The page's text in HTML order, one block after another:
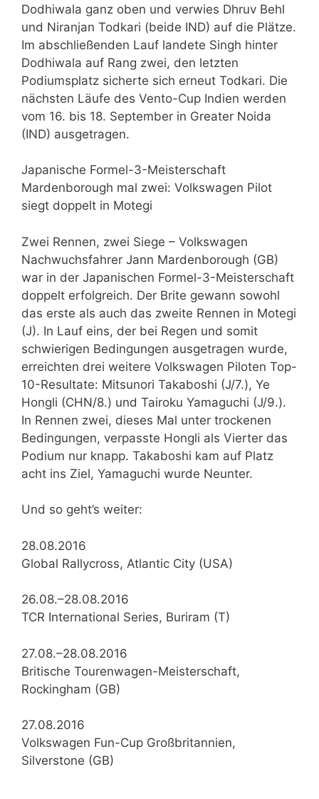
Dodhiwala ganz oben und verwies Dhruv Behl
und Niranjan Todkari (beide IND) auf die Plätze.
Im abschließenden Lauf landete Singh hinter
Dodhiwala auf Rang zwei, den letzten
Podiumsplatz sicherte sich erneut Todkari. Die
nächsten Läufe des Vento-Cup Indien werden
vom 16. bis 18. September in Greater Noida
(IND) ausgetragen.
Japanische Formel-3-Meisterschaft
Mardenborough mal zwei: Volkswagen Pilot
siegt doppelt in Motegi
Zwei Rennen, zwei Siege – Volkswagen
Nachwuchsfahrer Jann Mardenborough (GB)
war in der Japanischen Formel-3-Meisterschaft
doppelt erfolgreich. Der Brite gewann sowohl
das erste als auch das zweite Rennen in Motegi
(J). In Lauf eins, der bei Regen und somit
schwierigen Bedingungen ausgetragen wurde,
erreichten drei weitere Volkswagen Piloten Top-
10-Resultate: Mitsunori Takaboshi (J/7.), Ye
Hongli (CHN/8.) und Tairoku Yamaguchi (J/9.).
In Rennen zwei, dieses Mal unter trockenen
Bedingungen, verpasste Hongli als Vierter das
Podium nur knapp. Takaboshi kam auf Platz
acht ins Ziel, Yamaguchi wurde Neunter.
Und so geht’s weiter:
28.08.2016
Global Rallycross, Atlantic City (USA)
26.08.–28.08.2016
TCR International Series, Buriram (T)
27.08.–28.08.2016
Britische Tourenwagen-Meisterschaft,
Rockingham (GB)
27.08.2016
Volkswagen Fun-Cup Großbritannien,
Silverstone (GB)